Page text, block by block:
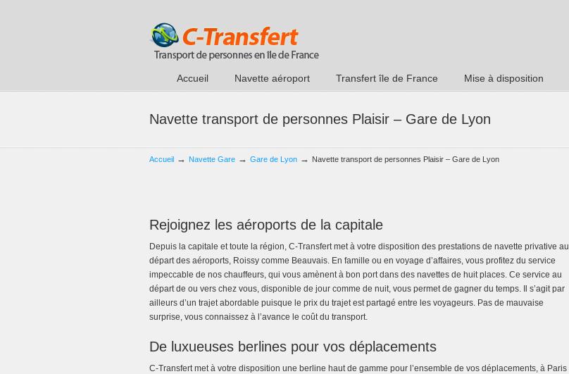
Accueil Navette aéroport Transfert île de France Mise à disposition
Navette transport de personnes Plaisir – Gare de Lyon
Accueil → Navette Gare → Gare de Lyon → Navette transport de personnes Plaisir – Gare de Lyon
Rejoignez les aéroports de la capitale
Depuis la capitale et toute la région, C-Transfert met à votre disposition des prestations de navette privative au
départ des aéroports, Roissy comme Beauvais. En famille ou en voyage d’affaires, vous profitez du service
impeccable de nos chauffeurs, qui vous amènent à bon port dans des navettes de huit places. Ce service au
départ de ou vers chez vous, disponible de jour comme de nuit, vous permet de gagner du temps. Il s’agit par
ailleurs d’un trajet abordable puisque le prix du trajet est partagé entre les voyageurs. Pas de mauvaise
surprise, vous connaissez à l’avance le coût du transport.
De luxueuses berlines pour vos déplacements
C-Transfert met à votre disposition une berline haut de gamme pour l’ensemble de vos déplacements, à Paris